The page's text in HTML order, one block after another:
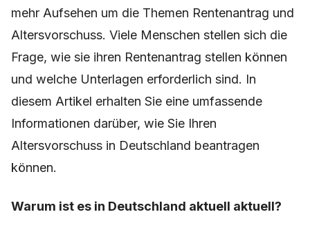
mehr Aufsehen um die Themen Rentenantrag und
Altersvorschuss. Viele Menschen stellen sich die
Frage, wie sie ihren Rentenantrag stellen können
und welche Unterlagen erforderlich sind. In
diesem Artikel erhalten Sie eine umfassende
Informationen darüber, wie Sie Ihren
Altersvorschuss in Deutschland beantragen
können.
Warum ist es in Deutschland aktuell aktuell?